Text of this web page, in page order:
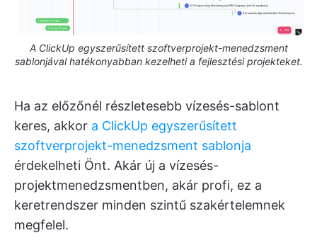
A ClickUp egyszerűsített szoftverprojekt-menedzsment
sablonjával hatékonyabban kezelheti a fejlesztési projekteket.
Ha az előzőnél részletesebb vízesés-sablont
keres, akkor a ClickUp egyszerűsített
szoftverprojekt-menedzsment sablonja
érdekelheti Önt. Akár új a vízesés-
projektmenedzsmentben, akár profi, ez a
keretrendszer minden szintű szakértelemnek
megfelel.